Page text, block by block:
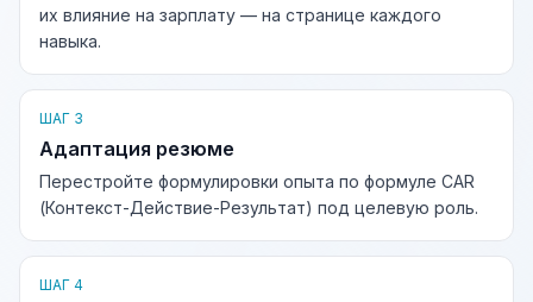
их влияние на зарплату — на странице каждого
навыка.
ШАГ 3
Адаптация резюме
Перестройте формулировки опыта по формуле CAR
(Контекст-Действие-Результат) под целевую роль.
ШАГ 4